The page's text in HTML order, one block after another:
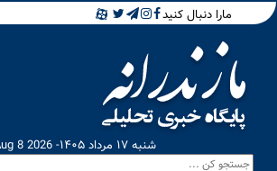
مارا دنبال کنید
شنبه ۱۷ مرداد ۱۴۰۵- Aug 8 2026